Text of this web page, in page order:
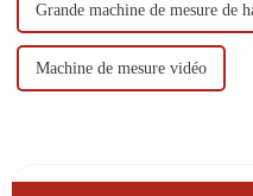
Grande machine de mesure de
Machine de mesure vidéo